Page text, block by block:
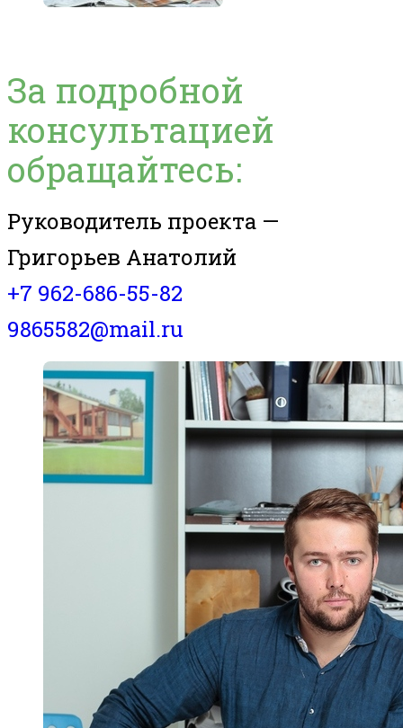
За подробной
консультацией
обращайтесь:
Руководитель проекта —
Григорьев Анатолий
+7 962-686-55-82
9865582@mail.ru